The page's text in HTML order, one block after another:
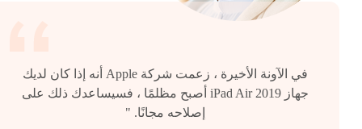
في الآونة الأخيرة ، زعمت شركة Apple أنه إذا كان لديك
جهاز iPad Air 2019 أصبح مظلمًا ، فسيساعدك ذلك على
إصلاحه مجانًا. "